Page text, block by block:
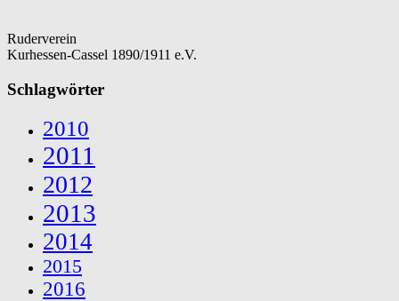
Ruderverein
Kurhessen-Cassel 1890/1911 e.V.
Schlagwörter
2010
2011
2012
2013
2014
2015
2016